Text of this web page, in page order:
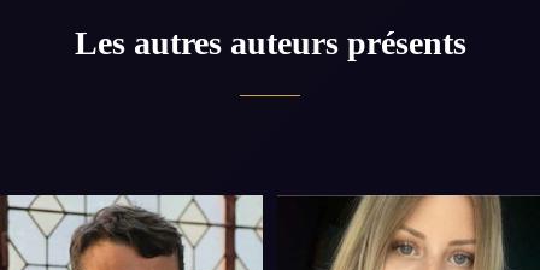
Les autres auteurs présents